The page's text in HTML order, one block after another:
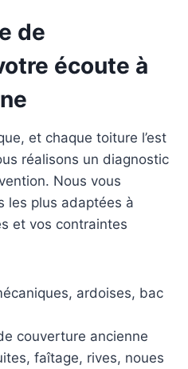
de
écoute à
et chaque toiture l’est
réalisons un diagnostic
Nous vous
les plus adaptées à
et vos contraintes
ardoises, bac
couverture ancienne
faîtage, rives, noues